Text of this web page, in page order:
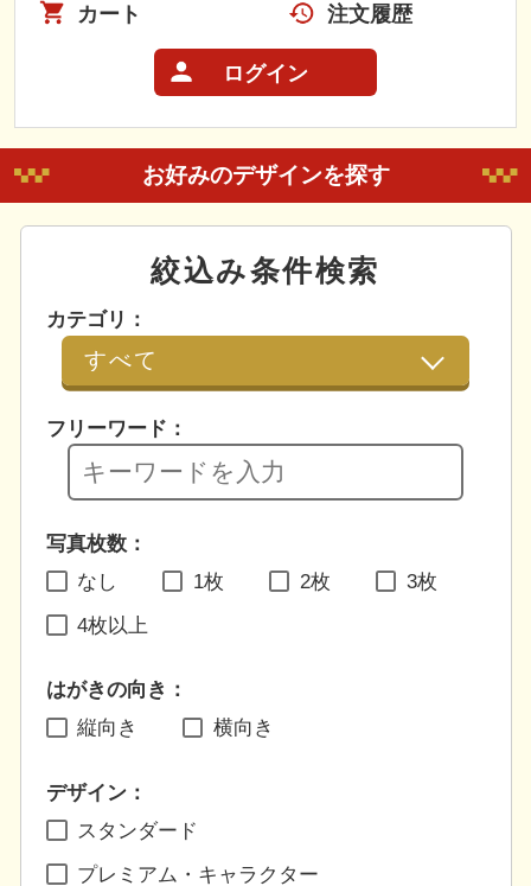
カート 注文履歴
ログイン
お好みのデザインを探す
絞込み条件検索
カテゴリ：
フリーワード：
写真枚数：
なし
1枚 2枚 3枚
4枚以上
はがきの向き：
縦向き
横向き
デザイン：
スタンダード
プレミアム・キャラクター